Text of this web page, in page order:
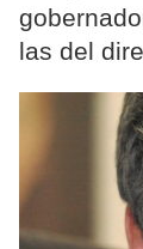
las del